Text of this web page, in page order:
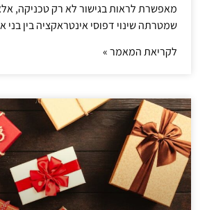
מאפשרת לראות בגישור לא רק טכניקה,
שמטרתה שינוי דפוסי אינטראקציה בין בני
לקריאת המאמר »